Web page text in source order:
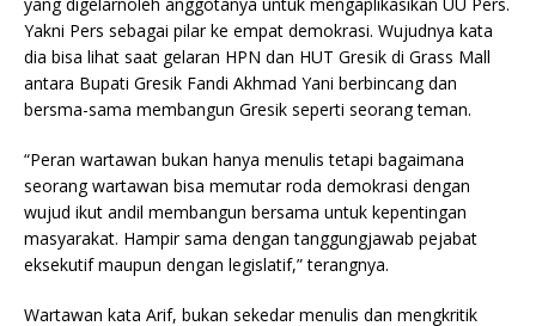
Yakni Pers sebagai pilar ke empat demokrasi. Wujudnya kata
dia bisa lihat saat gelaran HPN dan HUT Gresik di Grass Mall
antara Bupati Gresik Fandi Akhmad Yani berbincang dan
bersma-sama membangun Gresik seperti seorang teman.
“Peran wartawan bukan hanya menulis tetapi bagaimana
seorang wartawan bisa memutar roda demokrasi dengan
wujud ikut andil membangun bersama untuk kepentingan
masyarakat. Hampir sama dengan tanggungjawab pejabat
eksekutif maupun dengan legislatif,” terangnya.
Wartawan kata Arif, bukan sekedar menulis dan mengkritik